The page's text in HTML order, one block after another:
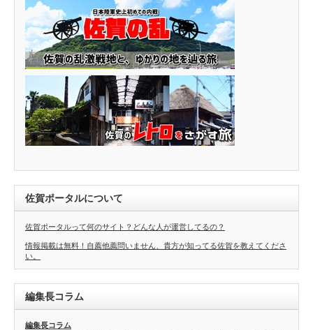
佐賀ポータルについて
佐賀ポータルって何のサイト？どんな人が運営してるの？
情報掲載は無料！自薦他薦問いません、貴方が知ってる佐賀を教えてくださ
い。
編集長コラム
編集長コラム